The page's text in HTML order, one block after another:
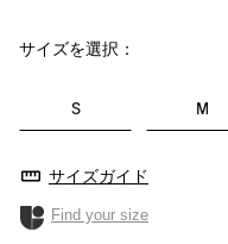
サイズを選択：
S M
サイズガイド
Find your size